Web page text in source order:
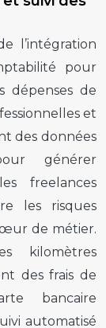
l’intégration
pour
dépenses de
et
des données
générer
freelances
les risques
de métier.
kilomètres
des frais de
bancaire
automatisé